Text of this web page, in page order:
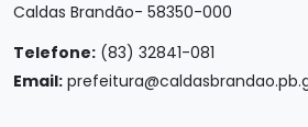
Caldas Brandão- 58350-000
Telefone: (83) 32841-081
Email: